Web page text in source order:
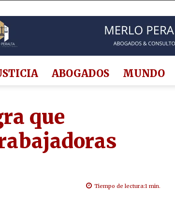
ABOGADOS MUNDO
que
Tiempo de lectura:1 min.